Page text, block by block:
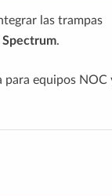
las trampas
.
equipos NOC